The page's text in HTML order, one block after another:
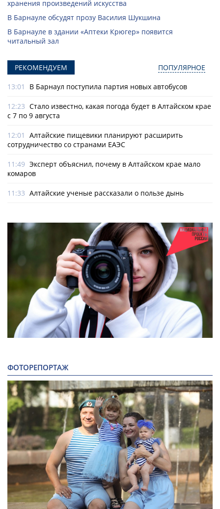
хранения произведений искусства
В Барнауле обсудят прозу Василия Шукшина
В Барнауле в здании «Аптеки Крюгер» появится
читальный зал
РЕКОМЕНДУЕМ ПОПУЛЯРНОЕ
13:01 В Барнаул поступила партия новых автобусов
12:23 Стало известно, какая погода будет в Алтайском крае
с 7 по 9 августа
12:01
Алтайские пищевики планируют расширить
сотрудничество со странами ЕАЭС
11:49 Эксперт объяснил, почему в Алтайском крае мало
комаров
11:33 Алтайские ученые рассказали о пользе дынь
ФОТОРЕПОРТАЖ